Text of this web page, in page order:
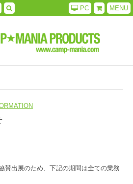
MENU
PC
賛出展のため、下記の期間は全ての業務